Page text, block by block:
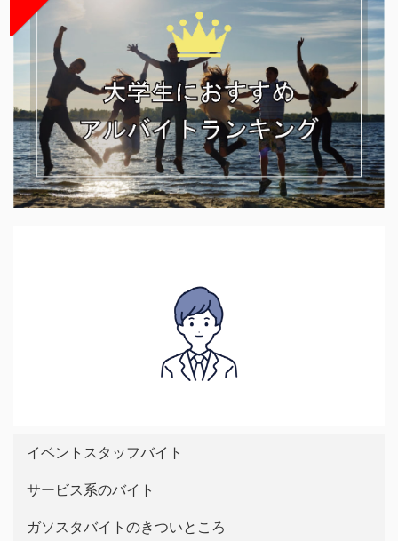
イベントスタッフバイト
サービス系のバイト
ガソスタバイトのきついところ